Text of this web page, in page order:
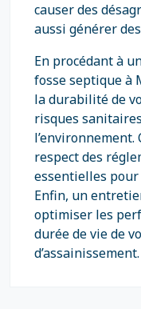
causer des
aussi générer
En procédant à
fosse septique à
la durabilité de
risques
respect des
essentielles pour
Enfin, un
optimiser les
durée de vie de
d’assainissement.